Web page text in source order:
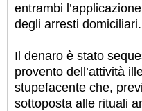
entrambi
degli arresti domiciliari.
Il denaro è stato
provento dell’attività
stupefacente che,
sottoposta alle rituali